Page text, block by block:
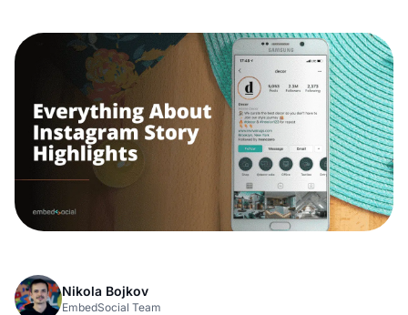
Nikola Bojkov
EmbedSocial Team